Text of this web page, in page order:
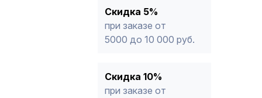
* -Для заказов, состоящих
продукции, максимальная скидка
Скидка 5%
при заказе от
5000 до 10 000 руб.
Скидка 10%
при заказе от